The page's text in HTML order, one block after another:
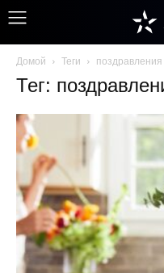
Домой Теги
Тег: